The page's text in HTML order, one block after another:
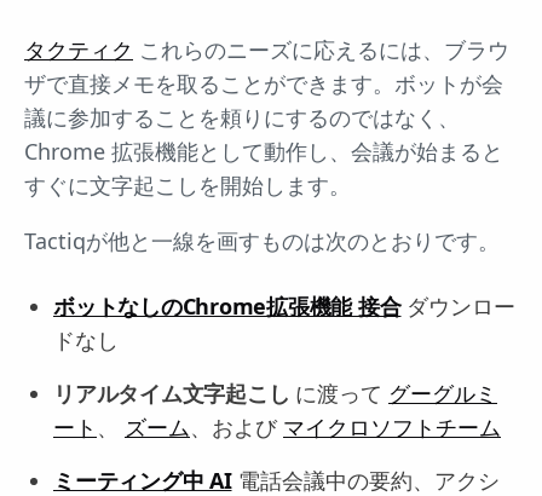
タクティク これらのニーズに応えるには、ブラウ
ザで直接メモを取ることができます。ボットが会
議に参加することを頼りにするのではなく、
Chrome 拡張機能として動作し、会議が始まると
すぐに文字起こしを開始します。
Tactiqが他と一線を画すものは次のとおりです。
ボットなしのChrome拡張機能 接合 ダウンロー
ドなし
リアルタイム文字起こし に渡って グーグルミ
ート 、 ズーム、および マイクロソフトチーム
ミーティング中 AI電話会議中の要約、アクシ